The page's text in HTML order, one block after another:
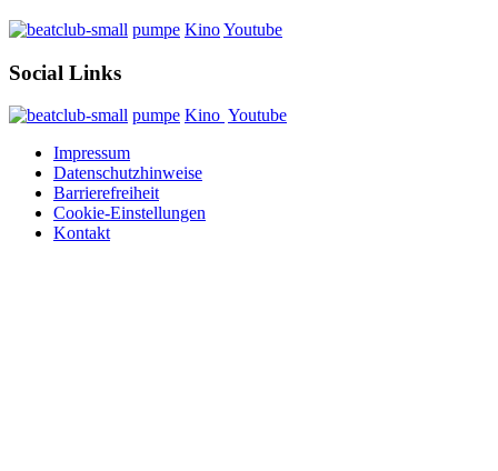
pumpe KinoYoutube
Social Links
pumpe Kino Youtube
Impressum
Datenschutzhinweise
Barrierefreiheit
Cookie-Einstellungen
Kontakt